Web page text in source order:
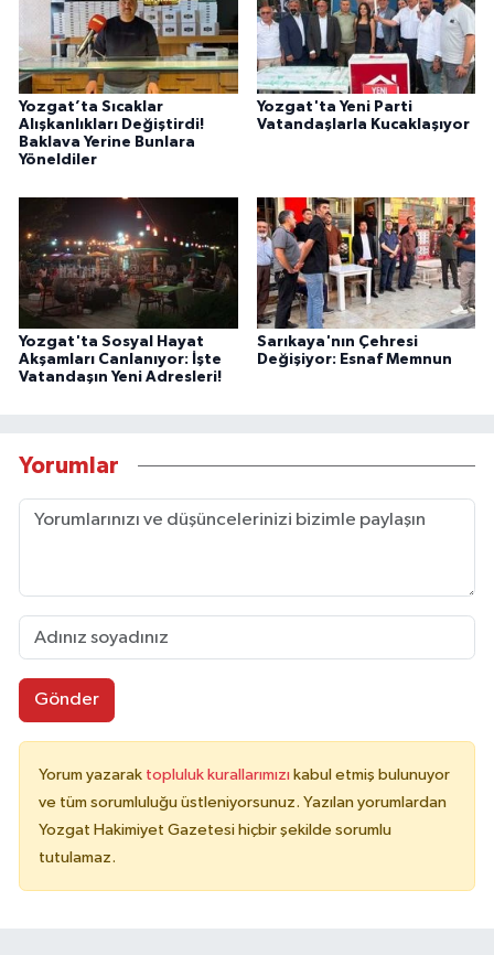
Yozgat’ta Sıcaklar
Alışkanlıkları Değiştirdi!
Baklava Yerine Bunlara
Yöneldiler
Yozgat'ta Yeni Parti
Vatandaşlarla Kucaklaşıyor
Yozgat'ta Sosyal Hayat
Akşamları Canlanıyor: İşte
Vatandaşın Yeni Adresleri!
Sarıkaya'nın Çehresi
Değişiyor: Esnaf Memnun
Yorumlar
Gönder
Yorum yazarak topluluk kurallarımızı kabul etmiş bulunuyor
ve tüm sorumluluğu üstleniyorsunuz. Yazılan yorumlardan
Yozgat Hakimiyet Gazetesi hiçbir şekilde sorumlu
tutulamaz.